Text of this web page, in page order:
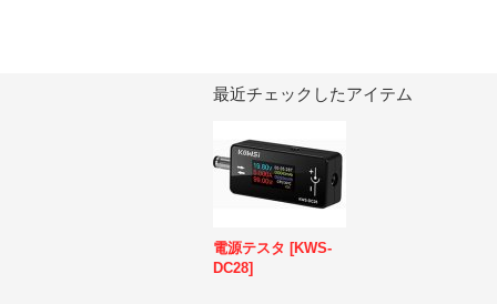
最近チェックしたアイテム
電源テスタ [KWS-
DC28]